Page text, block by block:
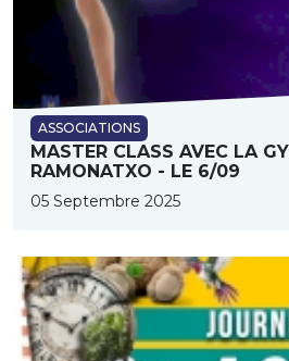
ASSOCIATIONS
MASTER CLASS AVEC LA
RAMONATXO - LE 6/09
05 Septembre 2025